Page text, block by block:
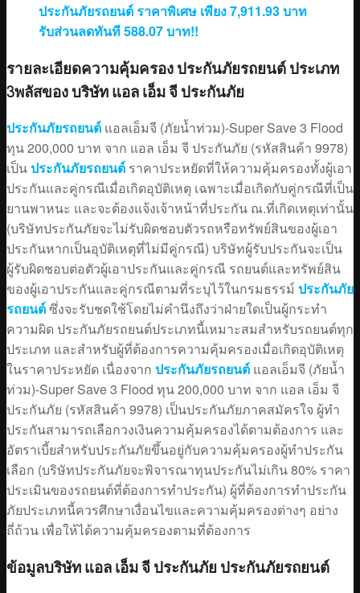
ประกันภัยรถยนต์ ราคาพิเศษ เพียง 7,911.93 บาท
รับส่วนลดทันที 588.07 บาท!!
รายละเอียดความคุ้มครอง ประกันภัยรถยนต์ ประเภท
3พลัสของ บริษัท แอล เอ็ม จี ประกันภัย
ประกันภัยรถยนต์ แอลเอ็มจี (ภัยน้ำท่วม)-Super Save 3 Flood
ทุน 200,000 บาท จาก แอล เอ็ม จี ประกันภัย (รหัสสินค้า 9978)
เป็นประกันภัยรถยนต์ ราคาประหยัดที่ให้ความคุ้มครองทั้งผู้เอา
ประกันและคู่กรณีเมื่อเกิดอุบัติเหตุ เฉพาะเมื่อเกิดกับคู่กรณีที่เป็น
ยานพาหนะ และจะต้องแจ้งเจ้าหน้าที่ประกัน ณ.ที่เกิดเหตุเท่านั้น
(บริษัทประกันภัยจะไม่รับผิดชอบตัวรถหรือทรัพย์สินของผู้เอา
ประกันหากเป็นอุบัติเหตุที่ไม่มีคู่กรณี) บริษัทผู้รับประกันจะเป็น
ผู้รับผิดชอบต่อตัวผู้เอาประกันและคู่กรณี รถยนต์และทรัพย์สิน
ของผู้เอาประกันและคู่กรณีตามที่ระบุไว้ในกรมธรรม์ ประกันภัย
รถยนต์ซึ่งจะรับชดใช้โดยไม่คำนึงถึงว่าฝ่ายใดเป็นผู้กระทำ
ความผิด ประกันภัยรถยนต์ประเภทนี้เหมาะสมสำหรับรถยนต์ทุก
ประเภท และสำหรับผู้ที่ต้องการความคุ้มครองเมื่อเกิดอุบัติเหตุ
ในราคาประหยัด เนื่องจาก ประกันภัยรถยนต์ แอลเอ็มจี (ภัยน้ำ
ท่วม)-Super Save 3 Flood ทุน 200,000 บาท จาก แอล เอ็ม จี
ประกันภัย (รหัสสินค้า 9978) เป็นประกันภัยภาคสมัครใจ ผู้ทำ
ประกันสามารถเลือกวงเงินความคุ้มครองได้ตามต้องการ และ
อัตราเบี้ยสำหรับประกันภัยขึ้นอยู่กับความคุ้มครองผู้ทำประกัน
เลือก (บริษัทประกันภัยจะพิจารณาทุนประกันไม่เกิน 80% ราคา
ประเมินของรถยนต์ที่ต้องการทำประกัน) ผู้ที่ต้องการทำประกัน
ภัยประเภทนี้ควรศึกษาเงื่อนไขและความคุ้มครองต่างๆ อย่าง
ถี่ถ้วน เพื่อให้ได้ความคุ้มครองตามที่ต้องการ
ข้อมูลบริษัท แอล เอ็ม จี ประกันภัย ประกันภัยรถยนต์